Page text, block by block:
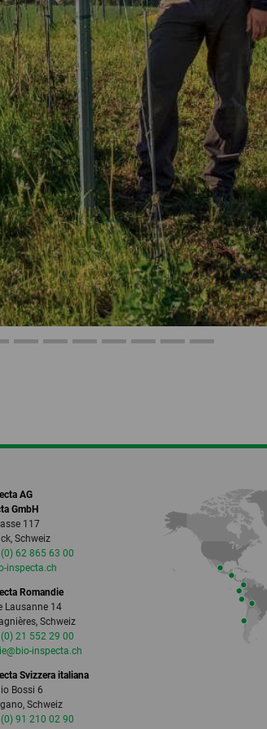
AG
GmbH
117
Schweiz
62 865 63 00
inspecta.ch
Romandie
Lausanne 14
Schweiz
21 552 29 00
@bio-inspecta.ch
Svizzera italiana
Bossi 6
Schweiz
91 210 02 90